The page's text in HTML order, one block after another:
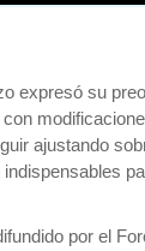
expresó su
ajustando
por el